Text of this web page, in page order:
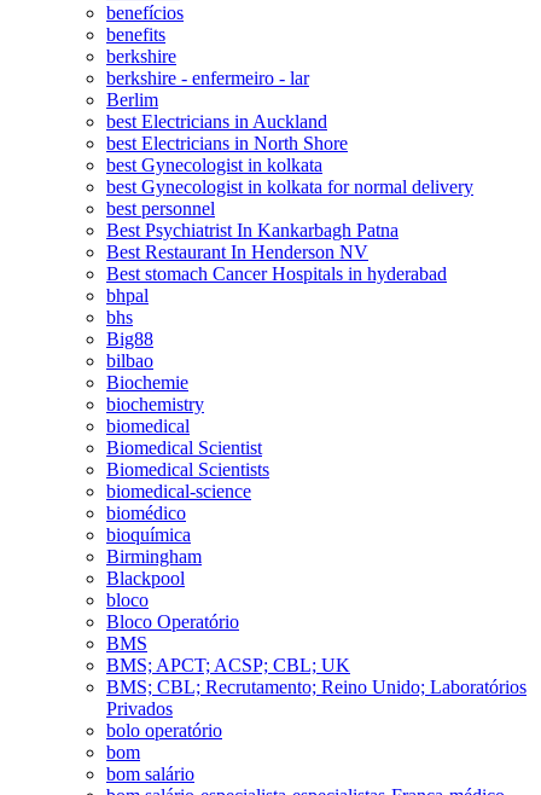
benefícios
benefits
berkshire
berkshire - enfermeiro - lar
Berlim
best Electricians in Auckland
best Electricians in North Shore
best Gynecologist in kolkata
best Gynecologist in kolkata for normal delivery
best personnel
Best Psychiatrist In Kankarbagh Patna
Best Restaurant In Henderson NV
Best stomach Cancer Hospitals in hyderabad
bhpal
bhs
Big88
bilbao
Biochemie
biochemistry
biomedical
Biomedical Scientist
Biomedical Scientists
biomedical-science
biomédico
bioquímica
Birmingham
Blackpool
bloco
Bloco Operatório
BMS
BMS; APCT; ACSP; CBL; UK
BMS; CBL; Recrutamento; Reino Unido; Laboratórios
Privados
bolo operatório
bom
bom salário